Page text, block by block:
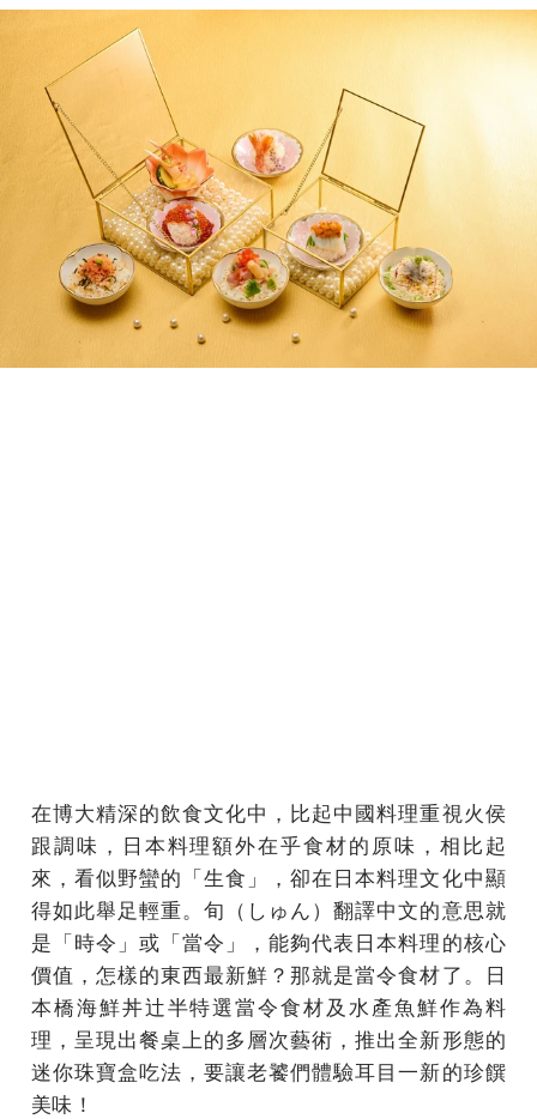
在博大精深的飲食文化中，比起中國料理重視火侯
跟調味，日本料理額外在乎食材的原味，相比起
來，看似野蠻的「生食」，卻在日本料理文化中顯
得如此舉足輕重。旬（しゅん）翻譯中文的意思就
是「時令」或「當令」，能夠代表日本料理的核心
價值，怎樣的東西最新鮮？那就是當令食材了。日
本橋海鮮丼辻半特選當令食材及水產魚鮮作為料
理，呈現出餐桌上的多層次藝術，推出全新形態的
迷你珠寶盒吃法，要讓老饕們體驗耳目一新的珍饌
美味！